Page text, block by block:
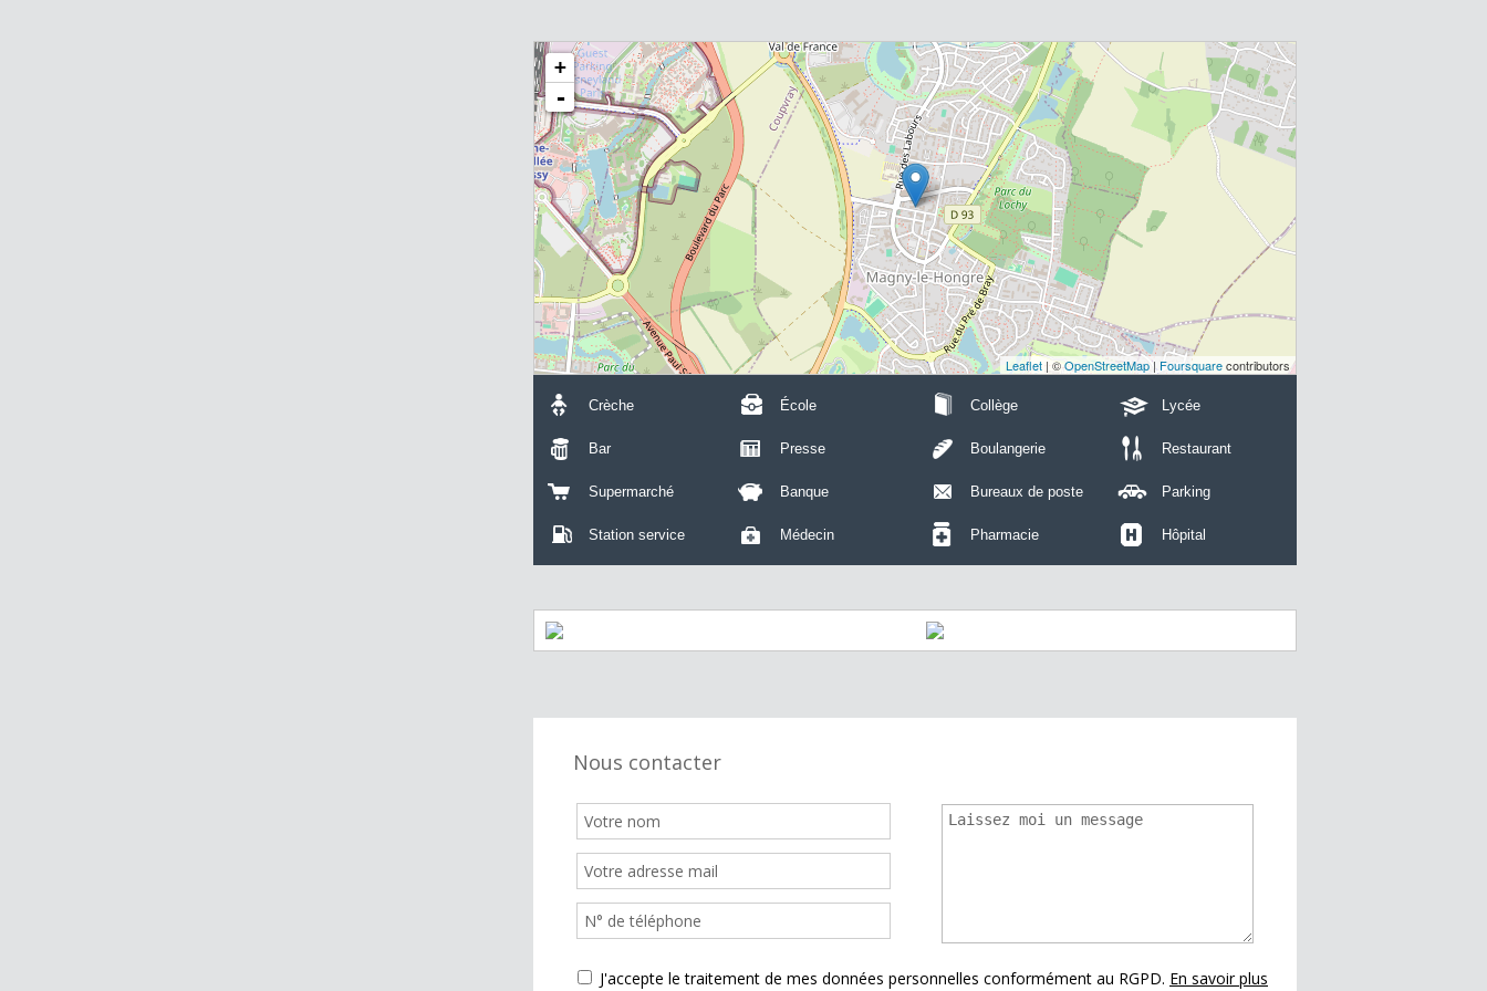
+
-
Leaflet | ©OpenStreetMap| Foursquarecontributors
Crèche École Collège Lycée
Bar Presse Boulangerie Restaurant
Supermarché Banque Bureaux de poste Parking
Station service Médecin Pharmacie Hôpital
Nous contacter
J'accepte le traitement de mes données personnelles conformément au RGPD. En savoir plus